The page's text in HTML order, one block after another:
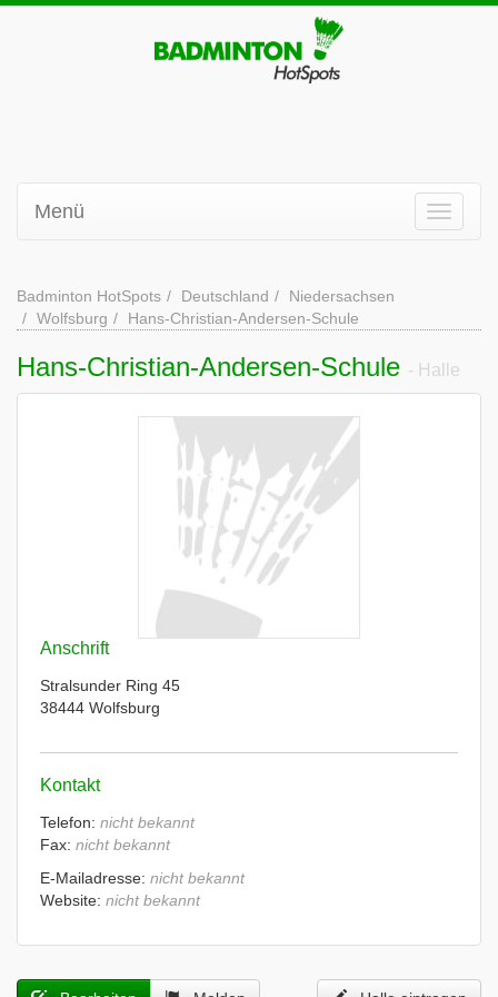
Menü
Badminton HotSpots Deutschland
Niedersachsen
Wolfsburg
Hans-Christian-Andersen-Schule
Hans-Christian-Andersen-Schule - Halle
Anschrift
Stralsunder Ring 45
38444 Wolfsburg
Kontakt
Telefon: nicht bekannt
Fax: nicht bekannt
E-Mailadresse: nicht bekannt
Website: nicht bekannt